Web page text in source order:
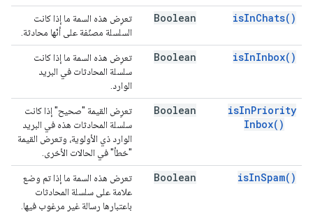
isInChats( )
Boolean
تعرِض هذه السمة ما إذا كانت
السلسلة مصنّفة على أنّها محادثة.
isInInbox( )
Boolean
تعرِض هذه السمة ما إذا كانت
سلسلة المحادثات في البريد
الوارد.
isInPriority
Inbox( )
Boolean
تعرِض القيمة "صحيح" إذا كانت
سلسلة المحادثات هذه في البريد
الوارد ذي الأولوية، وتعرض القيمة
"خطأ" في الحالات الأخرى.
isInSpam( )
Boolean
تعرض هذه السمة ما إذا تم وضع
علامة على سلسلة المحادثات
باعتبارها رسالة غير مرغوب فيها.